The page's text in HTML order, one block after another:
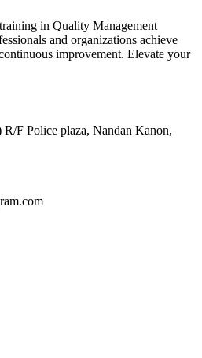
in Quality Management
and organizations achieve
improvement. Elevate your
F Police plaza, Nandan Kanon,